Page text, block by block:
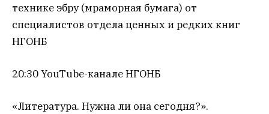
технике эбру (мраморная бумага) от
специалистов отдела ценных и редких книг
НГОНБ
20:30 YouTube-канале НГОНБ
«Литература. Нужна ли она сегодня?».